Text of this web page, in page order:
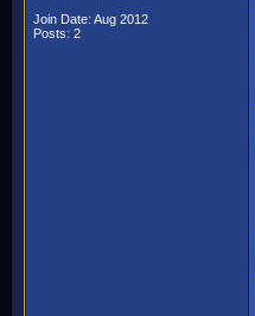
Join Date: Aug 2012
Posts: 2